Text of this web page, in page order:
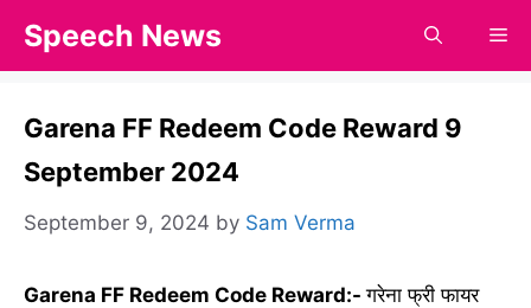
content
Speech News
Garena FF Redeem Code Reward 9
September 2024
September 9, 2024 by Sam Verma
Garena FF Redeem Code Reward:-गरेना फ्री फायर